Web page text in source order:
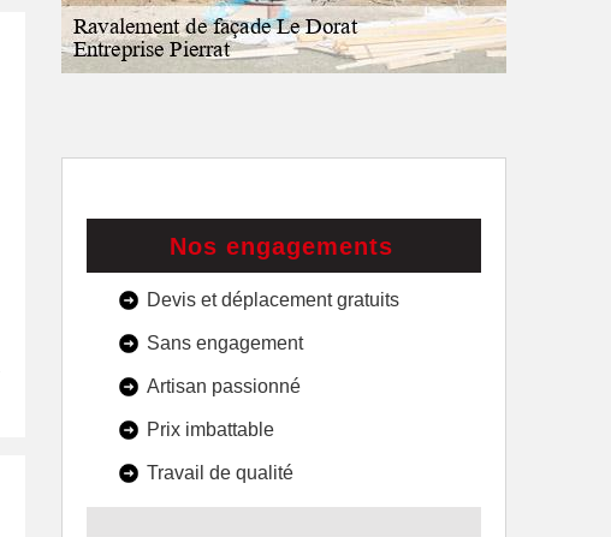
Nos engagements
Devis et déplacement gratuits
Sans engagement
Artisan passionné
Prix imbattable
Travail de qualité